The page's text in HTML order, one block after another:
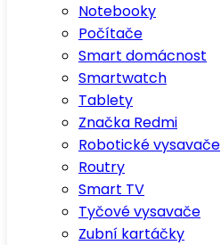
Notebooky
Počítače
Smart domácnost
Smartwatch
Tablety
Značka Redmi
Robotické vysavače
Routry
Smart TV
Tyčové vysavače
Zubní kartáčky